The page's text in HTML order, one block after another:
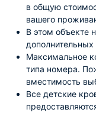
в общую
вашего
В этом объекте
дополнительных
Максимальное
типа номера.
вместимость
Все детские